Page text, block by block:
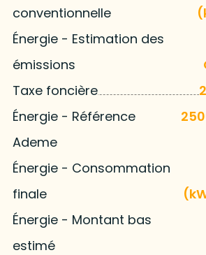
conventionnelle
Énergie - Estimation des
émissions
Taxe foncière
Énergie - Référence
Ademe
Énergie - Consommation
finale
Énergie - Montant bas
estimé